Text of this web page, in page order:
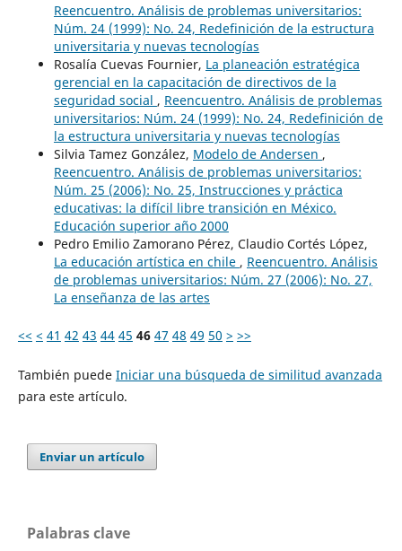
Reencuentro. Análisis de problemas universitarios:
Núm. 24 (1999): No. 24, Redefinición de la estructura
universitaria y nuevas tecnologías
Rosalía Cuevas Fournier, La planeación estratégica
gerencial en la capacitación de directivos de la
seguridad social , Reencuentro. Análisis de problemas
universitarios: Núm. 24 (1999): No. 24, Redefinición de
la estructura universitaria y nuevas tecnologías
Silvia Tamez González, Modelo de Andersen ,
Reencuentro. Análisis de problemas universitarios:
Núm. 25 (2006): No. 25, Instrucciones y práctica
educativas: la difícil libre transición en México.
Educación superior año 2000
Pedro Emilio Zamorano Pérez, Claudio Cortés López,
La educación artística en chile , Reencuentro. Análisis
de problemas universitarios: Núm. 27 (2006): No. 27,
La enseñanza de las artes
<< < 41 42 43 44 45 46 47 48 49 50 > >>
También puede Iniciar una búsqueda de similitud avanzada
para este artículo.
Enviar un artículo
Palabras clave